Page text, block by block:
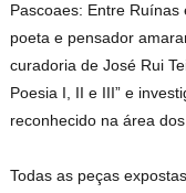
Pascoaes: Entre
poeta e pensador
curadoria de José Rui
Poesia I, II e III” e
reconhecido na área
Todas as peças